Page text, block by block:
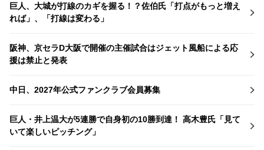
巨人、大城が打線のカギを握る！？佐伯氏「打点がもっと増え
れば」、「打線は変わる」
阪神、京セラD大阪で開催の主催試合はジェット風船による応
援は禁止と発表
中日、2027年公式ファンクラブ会員募集
巨人・井上温大が5連勝で自身初の10勝到達！ 高木豊氏「見て
いて楽しいピッチング」